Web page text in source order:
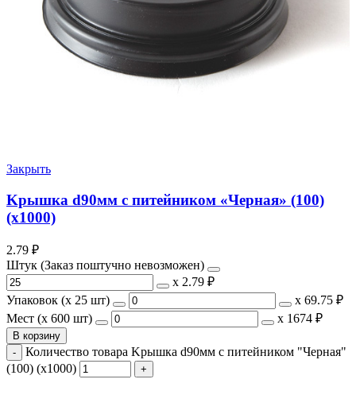
Закрыть
Kрышка d90мм с питейником «Черная» (100)
(х1000)
2.79 ₽
Штук (Заказ поштучно невозможен)
х 2.79 ₽
Упаковок (x 25 шт)
х 69.75 ₽
Мест (x 600 шт)
х 1674 ₽
В корзину
Количество товара Kрышка d90мм с питейником "Черная"
(100) (х1000)